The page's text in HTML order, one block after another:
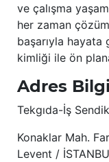
ve çalışma
her zaman
başarıyla
kimliği ile ön
Adres
Tekgıda-İş
Konaklar Mah.
Levent /